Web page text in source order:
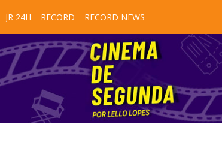
JR 24H RECORD RECORD NEWS